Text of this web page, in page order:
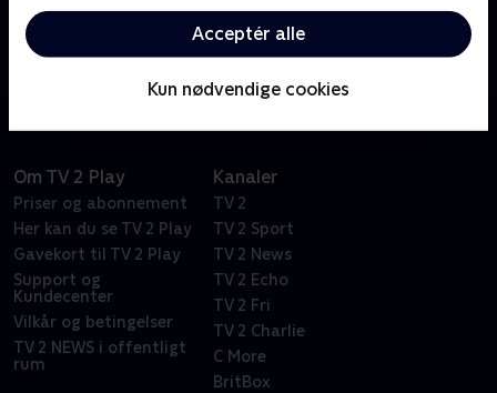
Acceptér alle
Kun nødvendige cookies
Lasse Rimmer er vært, når to hold kendte danskere
skal bluffe, gætte, købe og sælge sig igennem en
Om TV 2 Play
Priser og abonnement
Her kan du se TV 2 Play
Gavekort til TV 2 Play
Support og
Kundecenter
Vilkår og betingelser
TV 2 NEWS i offentligt
rum
Kanaler
TV 2
TV 2 Sport
TV 2 News
TV 2 Echo
TV 2 Fri
TV 2 Charlie
C More
BritBox